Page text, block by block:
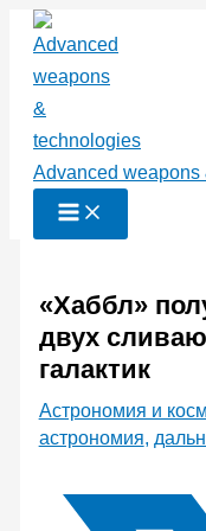
Перейти
содержимому
Advanced weapons
«Хаббл»
двух
галактик
Астрономия и
астрономия,